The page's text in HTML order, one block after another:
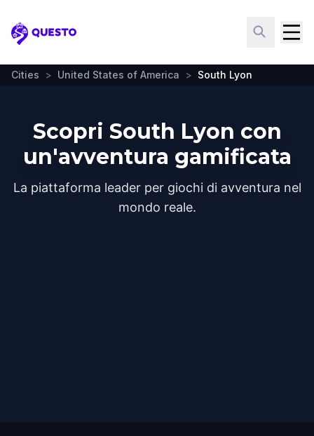
Questo
Cities > United States of America > South Lyon
Scopri South Lyon con
un'avventura gamificata
La piattaforma leader per giochi di avventura nel
mondo reale.